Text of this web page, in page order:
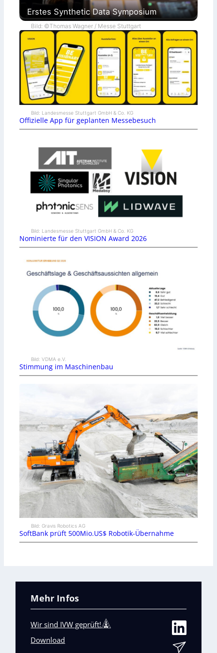
Erstes Synthetic Data Symposium
Bild: ©Thomas Wagner / Messe Stuttgart
Bild: Landesmesse Stuttgart GmbH & Co. KG
Offizielle App für geplanten Messebesuch
Bild: Landesmesse Stuttgart GmbH & Co. KG
Nominierte für den VISION Award 2026
Bild: VDMA e.V.
Stimmung im Maschinenbau
Bild: Gravis Robotics AG
SoftBank prüft 500Mio.US$ Robotik-Übernahme
Mehr Infos
Wir sind IVW geprüft!
Download